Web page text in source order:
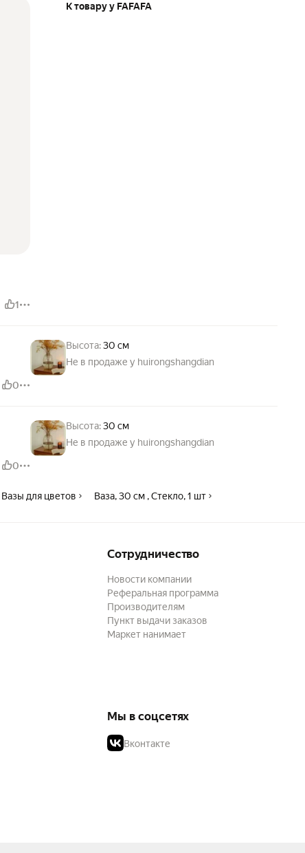
1
К товару у FAFAFA
0
Высота:30 см
Не в продаже у huirongshangdian
0
Высота:30 см
Не в продаже у huirongshangdian
Вазы для цветов Ваза, 30 см , Стекло, 1 шт
Сотрудничество
Новости компании
Реферальная программа
Производителям
Пункт выдачи заказов
Маркет нанимает
Мы в соцсетях
Вконтакте